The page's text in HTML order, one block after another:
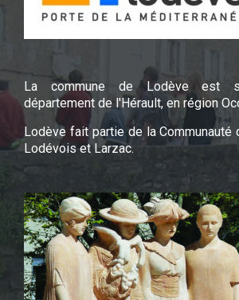
La commune de Lodève est
département de l'Hérault, en région
Lodève fait partie de la Communauté
Lodévois et Larzac.